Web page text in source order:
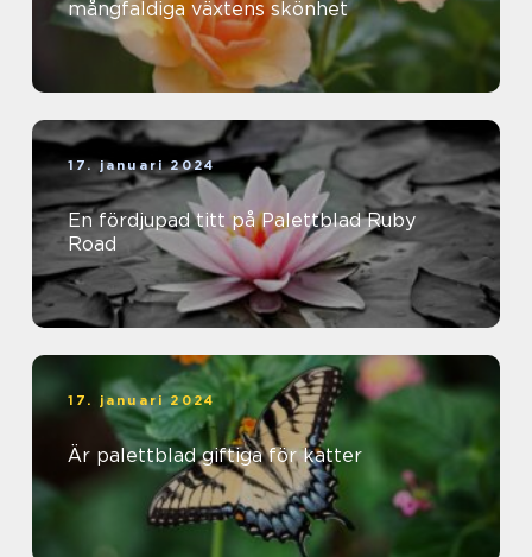
mångfaldiga växtens skönhet
17. januari 2024
En fördjupad titt på Palettblad Ruby
Road
17. januari 2024
Är palettblad giftiga för katter